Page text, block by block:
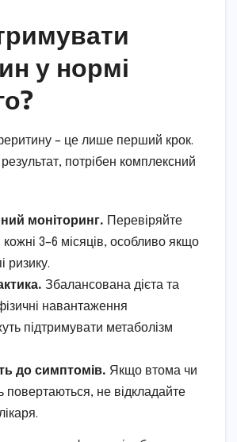
у нормі
– це лише перший крок.
потрібен комплексний
моніторинг. Перевіряйте
3–6 місяців, особливо якщо
ризику.
Збалансована дієта та
навантаження
підтримувати метаболізм
до симптомів. Якщо втома чи
повертаються, не відкладайте